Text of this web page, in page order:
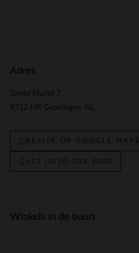
Adres
Grote Markt 7
9712 HP Groningen NL
BEKIJK OP GOOGLE MAPS
+31 (0)50-208 2000
Winkels in de buurt